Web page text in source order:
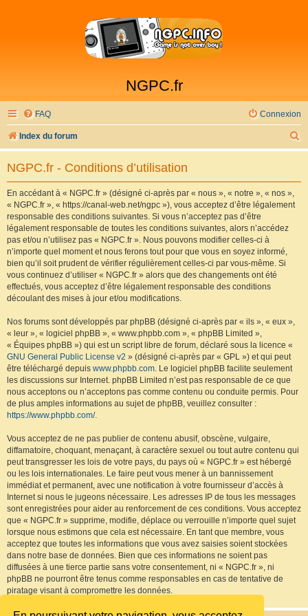
NGPC.fr
FAQ Connexion
Index du forum
e
NGPC.fr - Conditions d’utilisation
En accédant à « NGPC.fr » (désigné ci-après par « nous », « notre », « nos »,
« NGPC.fr », « https://canal-web.net/ngpc »), vous acceptez d’être légalement
responsable des conditions suivantes. Si vous n’acceptez pas d’être
légalement responsable de toutes les conditions suivantes, alors n’accédez
pas et/ou n’utilisez pas « NGPC.fr ». Nous pouvons modifier celles-ci à
n’importe quel moment et nous ferons tout pour que vous en soyez informé,
bien qu’il soit prudent de vérifier régulièrement celles-ci par vous-même. Si
vous continuez d’utiliser « NGPC.fr » alors que des changements ont été
effectués, vous acceptez d’être légalement responsable des conditions
découlant des mises à jour et/ou modifications.
Nos forums sont développés par phpBB (désigné ci-après par « ils », « eux »,
« leur », « logiciel phpBB », « www.phpbb.com », « phpBB Limited »,
« Équipes phpBB ») qui est un script libre de forum, déclaré sous la licence «
GNU General Public License v2 » (désigné ci-après par « GPL ») et qui peut
être téléchargé depuis www.phpbb.com. Le logiciel phpBB facilite seulement
les discussions sur Internet. phpBB Limited n’est pas responsable de ce que
nous acceptons ou n’acceptons pas comme contenu ou conduite permis. Pour
de plus amples informations au sujet de phpBB, veuillez consulter :
https://www.phpbb.com/.
Vous acceptez de ne pas publier de contenu abusif, obscène, vulgaire,
diffamatoire, choquant, menaçant, à caractère sexuel ou tout autre contenu qui
peut transgresser les lois de votre pays, du pays où « NGPC.fr » est hébergé
ou les lois internationales. Le faire peut vous mener à un bannissement
immédiat et permanent, avec une notification à votre fournisseur d’accès à
Internet si nous le jugeons nécessaire. Les adresses IP de tous les messages
sont enregistrées pour aider au renforcement de ces conditions. Vous acceptez
que « NGPC.fr » supprime, modifie, déplace ou verrouille n’importe quel sujet
lorsque nous estimons que cela est nécessaire. En tant que membre, vous
acceptez que toutes les informations que vous avez saisies soient stockées
dans notre base de données. Bien que ces informations ne soient pas
diffusées à une tierce partie sans votre consentement, ni « NGPC.fr », ni
phpBB ne pourront être tenus comme responsables en cas de tentative de
piratage visant à compromettre les données.